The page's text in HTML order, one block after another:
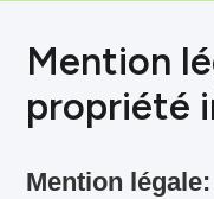
Mention
propriété
Mention légale: